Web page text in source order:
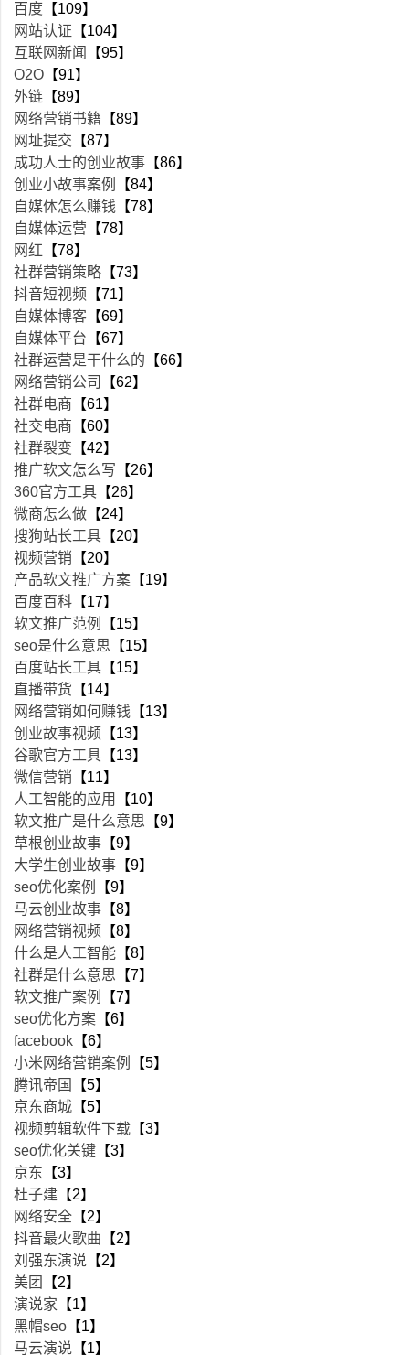
百度 【109】
网站认证 【104】
互联网新闻
【95】
O2O 【91】
外链 【89】
网络营销书籍 【89】
网址提交 【87】
成功人士的创业故事 【86】
创业小故事案例
【84】
自媒体怎么赚钱 【78】
自媒体运营 【78】
网红 【78】
社群营销策略 【73】
抖音短视频 【71】
自媒体博客 【69】
自媒体平台 【67】
社群运营是干什么的 【66】
网络营销公司
【62】
社群电商 【61】
社交电商 【60】
社群裂变 【42】
推广软文怎么写 【26】
360官方工具 【26】
微商怎么做 【24】
搜狗站长工具 【20】
视频营销 【20】
产品软文推广方案 【19】
百度百科 【17】
软文推广范例
【15】
seo是什么意思 【15】
百度站长工具 【15】
直播带货 【14】
网络营销如何赚钱 【13】
创业故事视频 【13】
谷歌官方工具 【13】
微信营销 【11】
人工智能的应用
【10】
软文推广是什么意思 【9】
草根创业故事 【9】
大学生创业故事 【9】
seo优化案例
【9】
马云创业故事 【8】
网络营销视频 【8】
什么是人工智能 【8】
社群是什么意思 【7】
软文推广案例
【7】
seo优化方案 【6】
facebook 【6】
小米网络营销案例
【5】
腾讯帝国
【5】
京东商城 【5】
视频剪辑软件下载 【3】
seo优化关键 【3】
京东 【3】
杜子建 【2】
网络安全 【2】
抖音最火歌曲 【2】
刘强东演说 【2】
美团
【2】
演说家 【1】
黑帽seo 【1】
马云演说 【1】